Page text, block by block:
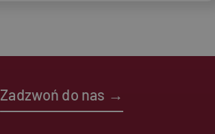
Zadzwoń do nas →